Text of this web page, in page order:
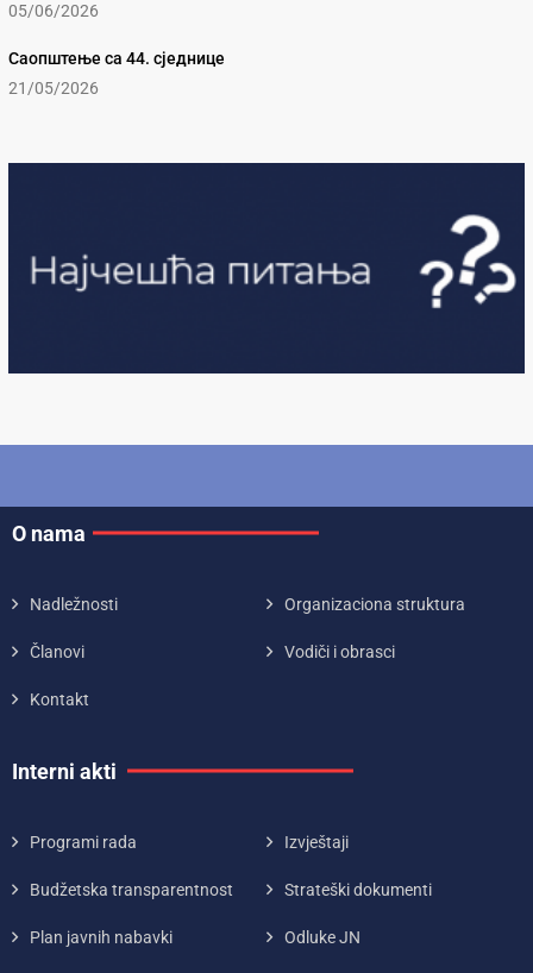
05/06/2026
Саопштење са 44. сједнице
21/05/2026
O nama
Nadležnosti Organizaciona struktura
Članovi Vodiči i obrasci
Kontakt
Interni akti
Programi rada Izvještaji
Budžetska transparentnost Strateški dokumenti
Plan javnih nabavki Odluke JN